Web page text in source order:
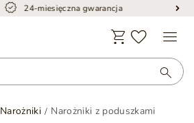
24-miesięczna gwarancja
Narożniki Narożniki z poduszkami